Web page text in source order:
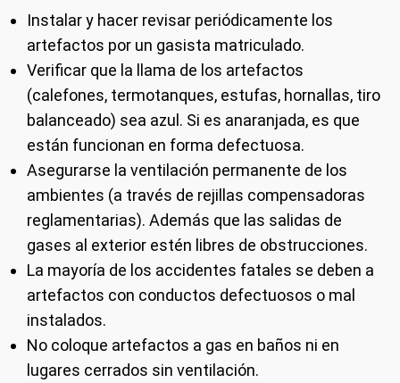
Instalar y hacer revisar periódicamente los
artefactos por un gasista matriculado.
Verificar que la llama de los artefactos
(calefones, termotanques, estufas, hornallas, tiro
balanceado) sea azul. Si es anaranjada, es que
están funcionan en forma defectuosa.
Asegurarse la ventilación permanente de los
ambientes (a través de rejillas compensadoras
reglamentarias). Además que las salidas de
gases al exterior estén libres de obstrucciones.
La mayoría de los accidentes fatales se deben a
artefactos con conductos defectuosos o mal
instalados.
No coloque artefactos a gas en baños ni en
lugares cerrados sin ventilación.